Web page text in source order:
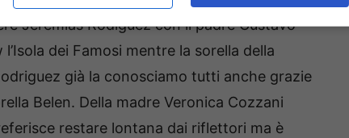
Jeremias Rodiguez con il padre Gustavo
dei Famosi mentre la sorella della
già la conosciamo tutti anche grazie
Belen. Della madre Veronica Cozzani
restare lontana dai riflettori ma è